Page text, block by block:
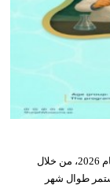
تواصل هيئة الشارقة للمتاحف تنفيذ برنامجها الصيفي لعام 2026، من خلال
طوال شهر